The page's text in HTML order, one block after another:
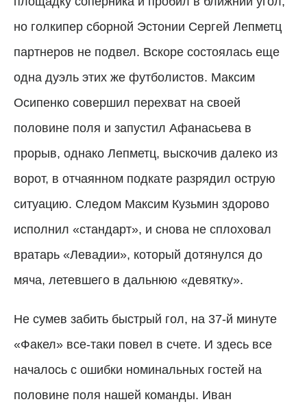
но голкипер сборной Эстонии Сергей Лепметц
партнеров не подвел. Вскоре состоялась еще
одна дуэль этих же футболистов. Максим
Осипенко совершил перехват на своей
половине поля и запустил Афанасьева в
прорыв, однако Лепметц, выскочив далеко из
ворот, в отчаянном подкате разрядил острую
ситуацию. Следом Максим Кузьмин здорово
исполнил «стандарт», и снова не сплоховал
вратарь «Левадии», который дотянулся до
мяча, летевшего в дальнюю «девятку».
Не сумев забить быстрый гол, на 37-й минуте
«Факел» все-таки повел в счете. И здесь все
началось с ошибки номинальных гостей на
половине поля нашей команды. Иван